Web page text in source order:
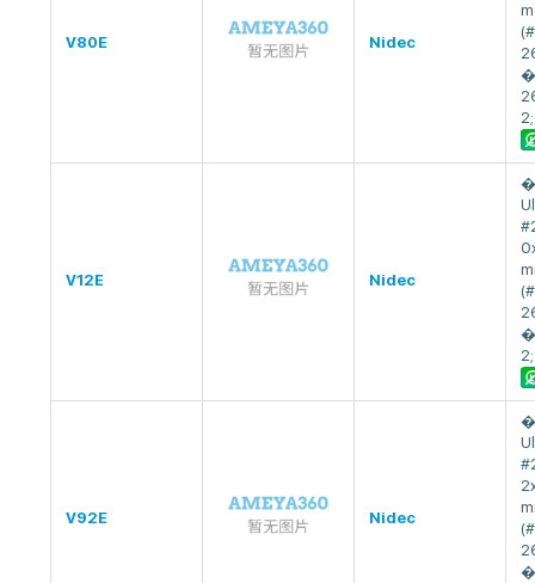
V80E Nidec
2;
V12E Nidec
2;
V92E Nidec